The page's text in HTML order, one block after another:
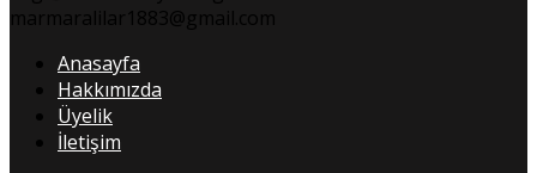
marmaralilar1883@gmail.com
Anasayfa
Hakkımızda
Üyelik
İletişim